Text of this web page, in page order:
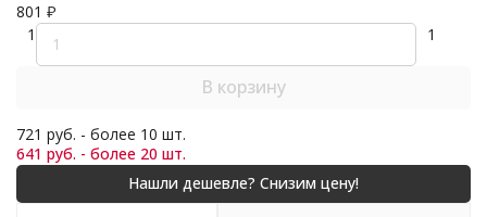
801 ₽
1
1
В корзину
721 руб. - более 10 шт.
641 руб. - более 20 шт.